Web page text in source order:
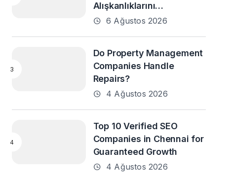
Alışkanlıklarını
Destekleyebilir mi?
6 Ağustos 2026
Do Property Management
Companies Handle
Repairs?
4 Ağustos 2026
Top 10 Verified SEO
Companies in Chennai for
Guaranteed Growth
4 Ağustos 2026